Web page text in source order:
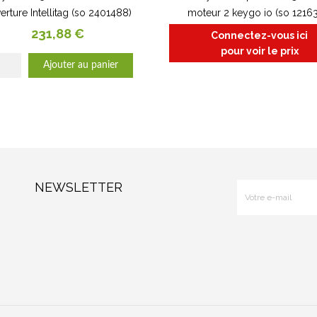
Intellitag (so 2401488)
Prix
231,88 €
Ajouter au panier
moteur 2 keygo io (so
Connectez-vous ici
pour voir le prix
NEWSLETTER